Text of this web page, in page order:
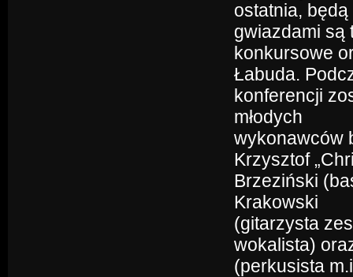
ostatnia,
gwiazdami są
konkursowe
Łabuda.
konferencji
młodych
wykonawców
Krzysztof
Brzeziński
Krakowski
(gitarzysta
wokalista)
(perkusista